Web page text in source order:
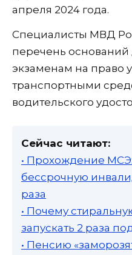
апреля 2024 года.
Специалисты МВД
перечень оснований
экзаменам на право
транспортными
водительского
Сейчас читают:
• Прохождение
бессрочную
раза
• Почему
запускать 2 раза
• Пенсию